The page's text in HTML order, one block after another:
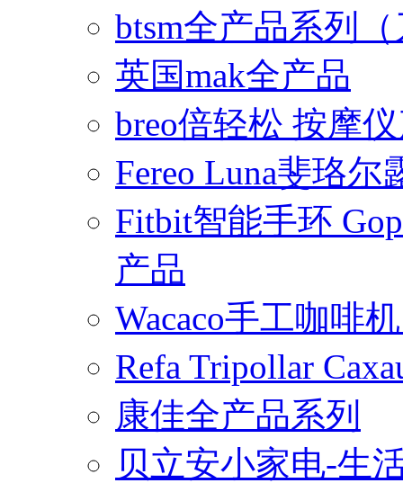
btsm全产品系列
英国mak全产品
breo倍轻松 按摩
Fereo Luna斐珞
Fitbit智能手环
产品
Wacaco手工咖啡
Refa Tripollar
康佳全产品系列
贝立安小家电-生